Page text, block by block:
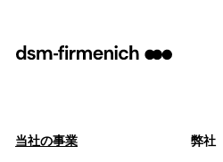
当社の事業 弊社